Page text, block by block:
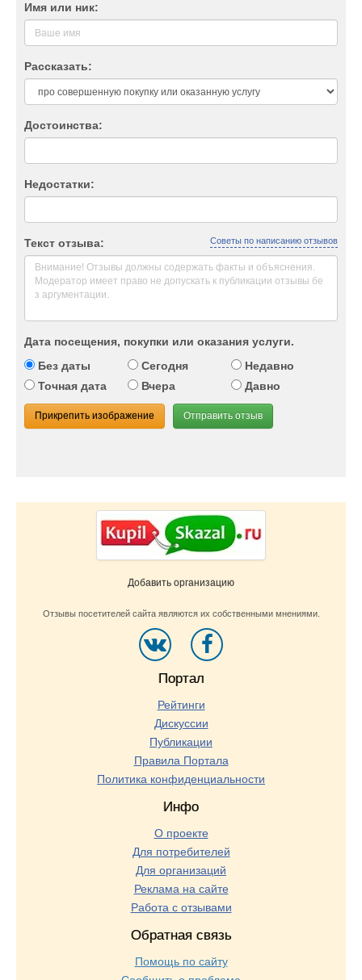
Имя или ник:
Рассказать:
Достоинства:
Недостатки:
Текст отзыва: Советы по написанию отзывов
Дата посещения, покупки или оказания услуги.
Без даты
Сегодня
Недавно
Точная дата
Вчера Давно
Прикрепить изображение Отправить отзыв
Добавить организацию
Отзывы посетителей сайта являются их собственными мнениями.
Портал
Рейтинги
Дискуссии
Публикации
Правила Портала
Политика конфиденциальности
Инфо
О проекте
Для потребителей
Для организаций
Реклама на сайте
Работа с отзывами
Обратная связь
Помощь по сайту